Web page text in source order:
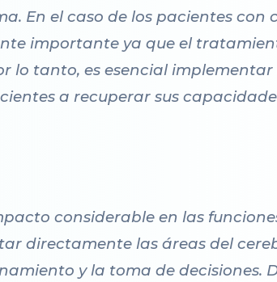
En el caso de los pacientes con
importante ya que el
lo tanto, es esencial
a recuperar sus
considerable en las
directamente las áreas del
y la toma de decisiones.